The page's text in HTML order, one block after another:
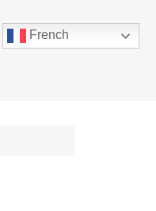
French